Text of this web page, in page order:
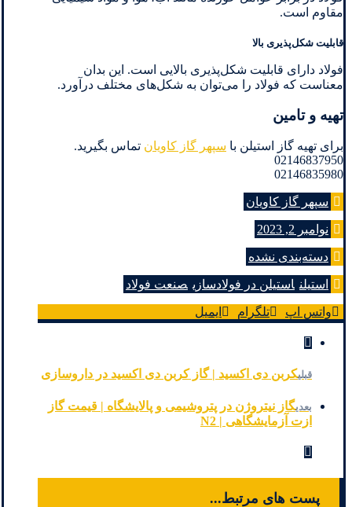
مقاوم است.
قابلیت شکل‌پذیری بالا
فولاد دارای قابلیت شکل‌پذیری بالایی است. این بدان
معناست که فولاد را می‌توان به شکل‌های مختلف درآورد.
تهیه و تامین
برای تهیه گاز استیلن با سپهر گاز کاویان تماس بگیرید.
02146837950
02146835980
سپهر گاز کاویان
نوامبر 2, 2023
دسته‌بندی نشده
استیلن استیلن در فولادسازی صنعت فولاد
واتس اپ تلگرام ایمیل
قبلیکربن دی اکسید | گاز کربن دی اکسید در داروسازی
بعدیگاز نیتروژن در پتروشیمی و پالایشگاه | قیمت گاز
ازت آزمایشگاهی | N2
پست های مرتبط...